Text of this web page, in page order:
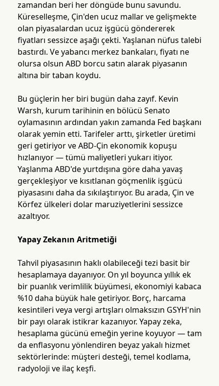
zamandan beri her döngüde bunu savundu.
Küreselleşme, Çin'den ucuz mallar ve gelişmekte
olan piyasalardan ucuz işgücü göndererek
fiyatları sessizce aşağı çekti. Yaşlanan nüfus talebi
bastırdı. Ve yabancı merkez bankaları, fiyatı ne
olursa olsun ABD borcu satın alarak piyasanın
altına bir taban koydu.
Bu güçlerin her biri bugün daha zayıf. Kevin
Warsh, kurum tarihinin en bölücü Senato
oylamasının ardından yakın zamanda Fed başkanı
olarak yemin etti. Tarifeler arttı, şirketler üretimi
geri getiriyor ve ABD-Çin ekonomik kopuşu
hızlanıyor — tümü maliyetleri yukarı itiyor.
Yaşlanma ABD'de yurtdışına göre daha yavaş
gerçekleşiyor ve kısıtlanan göçmenlik işgücü
piyasasını daha da sıkılaştırıyor. Bu arada, Çin ve
Körfez ülkeleri dolar maruziyetlerini sessizce
azaltıyor.
Yapay Zekanın Aritmetiği
Tahvil piyasasının haklı olabileceği tezi basit bir
hesaplamaya dayanıyor. On yıl boyunca yıllık ek
bir puanlık verimlilik büyümesi, ekonomiyi kabaca
%10 daha büyük hale getiriyor. Borç, harcama
kesintileri veya vergi artışları olmaksızın GSYH'nin
bir payı olarak istikrar kazanıyor. Yapay zeka,
hesaplama gücünü emeğin yerine koyuyor — tam
da enflasyonu yönlendiren beyaz yakalı hizmet
sektörlerinde: müşteri desteği, temel kodlama,
radyoloji ve ilaç keşfi.